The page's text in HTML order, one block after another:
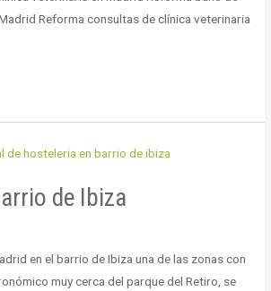
Reforma consultas de clínica veterinaria
de Ibiza
en el barrio de Ibiza una de las zonas con
muy cerca del parque del Retiro, se